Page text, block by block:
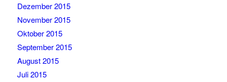
Dezember 2015
November 2015
Oktober 2015
September 2015
August 2015
Juli 2015